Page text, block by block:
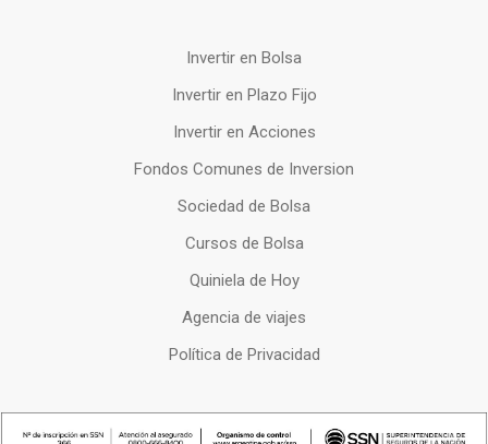
Invertir en Bolsa
Invertir en Plazo Fijo
Invertir en Acciones
Fondos Comunes de Inversion
Sociedad de Bolsa
Cursos de Bolsa
Quiniela de Hoy
Agencia de viajes
Política de Privacidad